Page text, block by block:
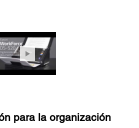
para la organización